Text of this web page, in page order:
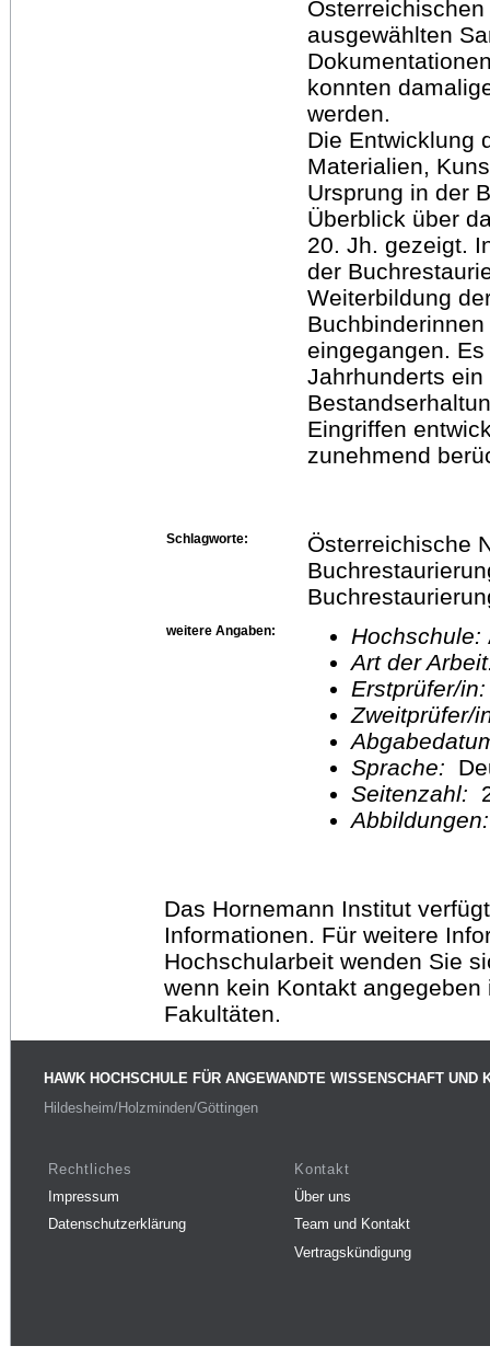
ausgewählten
konnten
werden.
Die Entwicklung
Materialien,
Ursprung in der
Überblick über
20. Jh. gezeigt.
der
Weiterbildung
eingegangen.
Jahrhunderts
Eingriffen
zunehmend
Schlagworte:
Österreichische
weitere Angaben: Hochschule:
Art der
Erstprüfer/
Sprache:
Seitenzahl:
Das Hornemann Institut
Informationen. Für weitere
Hochschularbeit wenden Sie
wenn kein Kontakt
Fakultäten.
HAWK HOCHSCHULE FÜR ANGEWANDTE WISSENSCHAFT UND
Hildesheim/Holzminden/Göttingen
Rechtliches
Impressum
Datenschutzerklärung
Kontakt
Über uns
Team und Kontakt
Vertragskündigung